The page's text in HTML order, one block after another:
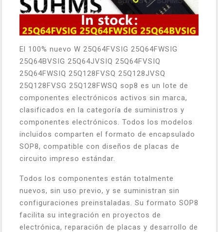
El 100% nuevo W 25Q64FVSIG 25Q64FWSIG
25Q64BVSIG 25Q64JVSIQ 25Q64FVSIQ
25Q64FWSIQ 25Q128FVSQ 25Q128JVSQ
25Q128FVSG 25Q128FWSQ sop8 es un lote de
componentes electrónicos activos sin marca,
clasificados en la categoría de suministros y
componentes electrónicos. Todos los modelos
incluidos comparten el formato de encapsulado
SOP8, compatible con diseños de placas de
circuito impreso estándar.
Todos los componentes están totalmente
nuevos, sin uso previo, y se suministran sin
configuraciones preinstaladas. Su formato SOP8
facilita su integración en proyectos de
electrónica, reparación de placas y desarrollo de